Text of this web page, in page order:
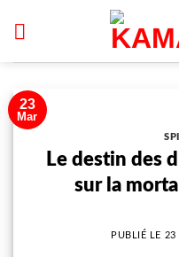
23
Mar
Le destin des
sur la
PUBLIÉ LE 23